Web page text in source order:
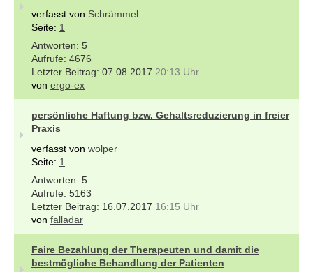
verfasst von Schrämmel
Seite: 1
5
4676
07.08.2017 20:13 Uhr
von ergo-ex
persönliche Haftung bzw. Gehaltsreduzierung in freier
Praxis
verfasst von wolper
Seite: 1
5
5163
16.07.2017 16:15 Uhr
von falladar
Faire Bezahlung der Therapeuten und damit die
bestmögliche Behandlung der Patienten